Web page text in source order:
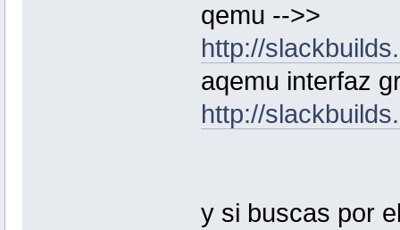
qemu -->>
http://
aqemu interfaz
http://
y si buscas por